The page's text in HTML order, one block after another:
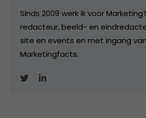
Sinds 2009 werk ik voor
redacteur, beeld- en
site en events en met ingang
Marketingfacts.